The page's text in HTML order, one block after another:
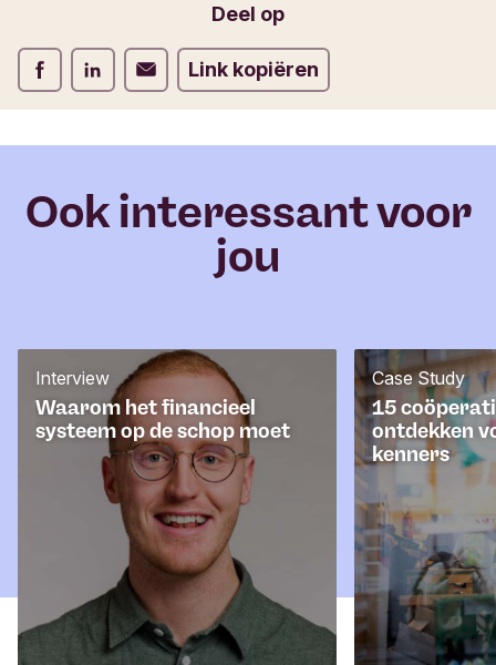
m
u
l
e
Deel op
Deel op Facebook
Deel op LinkedInDeel op Verstuur per email
Link kopiëren
Ook interessant voor
jou
Waarom het financieel
systeem op de schop moet
Interview
15
ontdekken
kenners
Case Study